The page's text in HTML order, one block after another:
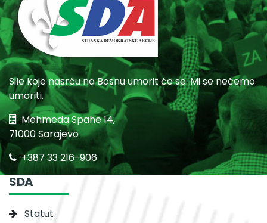
Sile koje nasrću na Bosnu umorit će se. Mi se nećemo
umoriti.
Mehmeda Spahe 14,
71000 Sarajevo
+387 33 216-906
SDA
Statut